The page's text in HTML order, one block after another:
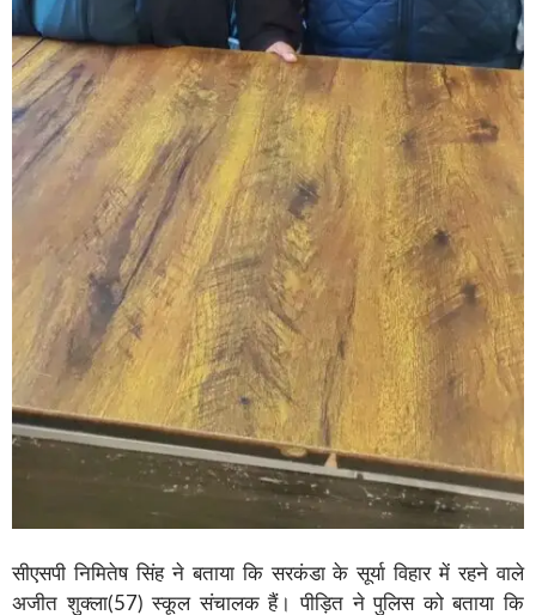
सीएसपी निमितेष सिंह ने बताया कि सरकंडा के सूर्या विहार में रहने वाले
अजीत शुक्ला(57) स्कूल संचालक हैं। पीड़ित ने पुलिस को बताया कि